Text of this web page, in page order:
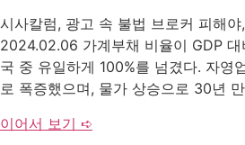
시사칼럼, 광고 속 불법 브로커 피해야
2024.02.06 가계부채 비율이 GDP 대
국 중 유일하게 100%를 넘겼다. 자영
로 폭증했으며, 물가 상승으로 30년
이어서 보기 ➪